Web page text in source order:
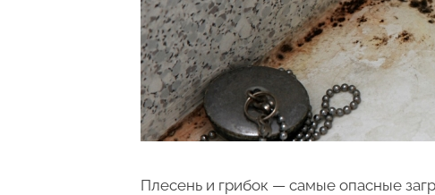
Плесень и грибок — самые опасные